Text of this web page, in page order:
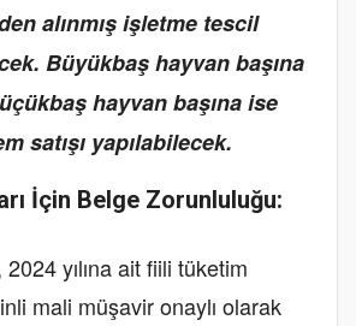
alınmış işletme tescil
Büyükbaş hayvan başına
hayvan başına ise
satışı yapılabilecek.
İçin Belge Zorunluluğu:
yılına ait fiili tüketim
mali müşavir onaylı olarak